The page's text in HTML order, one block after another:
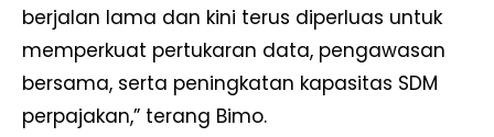
berjalan lama dan kini terus diperluas untuk
memperkuat pertukaran data, pengawasan
bersama, serta peningkatan kapasitas SDM
perpajakan,” terang Bimo.